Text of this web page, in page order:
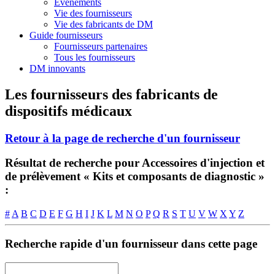
Vie des fournisseurs
Vie des fabricants de DM
Guide fournisseurs
Fournisseurs partenaires
Tous les fournisseurs
DM innovants
Les fournisseurs des fabricants de
dispositifs médicaux
Retour à la page de recherche d'un fournisseur
Résultat de recherche pour Accessoires d'injection et
de prélèvement « Kits et composants de diagnostic »
:
# A B C D E F G H I J K L M N O P Q R S T U V W X Y Z
Recherche rapide d'un fournisseur dans cette page